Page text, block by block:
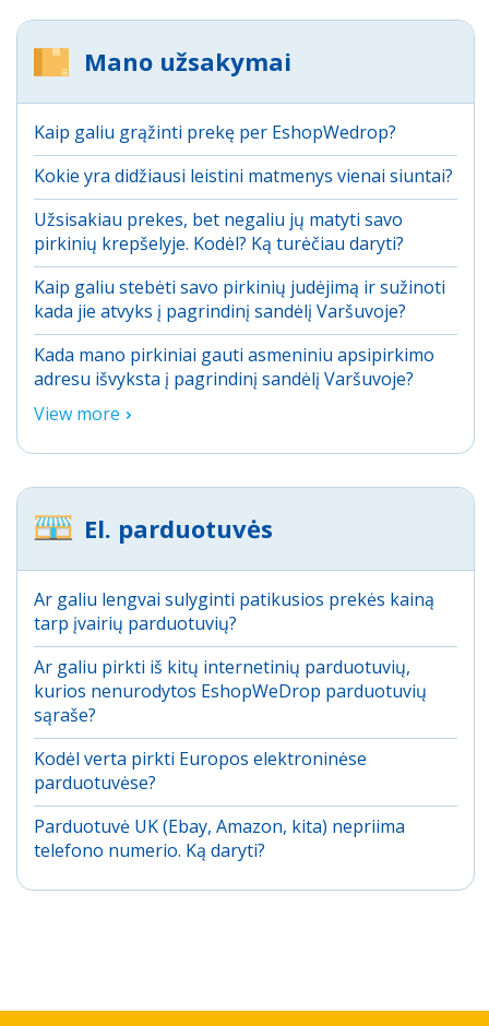
Mano užsakymai
Kaip galiu grąžinti prekę per EshopWedrop?
Kokie yra didžiausi leistini matmenys vienai siuntai?
Užsisakiau prekes, bet negaliu jų matyti savo
pirkinių krepšelyje. Kodėl? Ką turėčiau daryti?
Kaip galiu stebėti savo pirkinių judėjimą ir sužinoti
kada jie atvyks į pagrindinį sandėlį Varšuvoje?
Kada mano pirkiniai gauti asmeniniu apsipirkimo
adresu išvyksta į pagrindinį sandėlį Varšuvoje?
View more
El. parduotuvės
Ar galiu lengvai sulyginti patikusios prekės kainą
tarp įvairių parduotuvių?
Ar galiu pirkti iš kitų internetinių parduotuvių,
kurios nenurodytos EshopWeDrop parduotuvių
sąraše?
Kodėl verta pirkti Europos elektroninėse
parduotuvėse?
Parduotuvė UK (Ebay, Amazon, kita) nepriima
telefono numerio. Ką daryti?